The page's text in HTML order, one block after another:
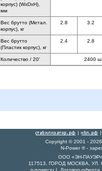
корпус) (WxDxH),
мм
Вес брутто (Метал.
корпус), кг
2.8 3.2
Вес брутто
(Пластик корпус), кг
2.4 2.8
Количество / 20' 2400
| |
Copyright © 2001 -
N-Power ® -
ООО «ЭН-
117513, ГОРОД МОСКВА,
n-power.ru | Договор-оферта